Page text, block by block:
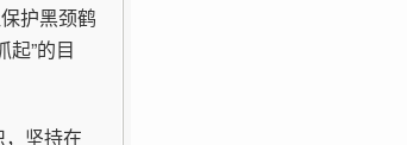
护黑颈鹤
起”的目
坚持在